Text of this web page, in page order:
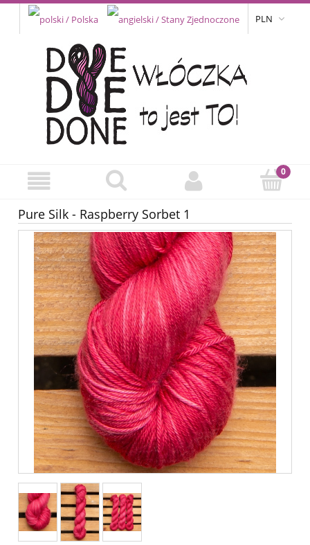
PLN
Pure Silk - Raspberry Sorbet 1